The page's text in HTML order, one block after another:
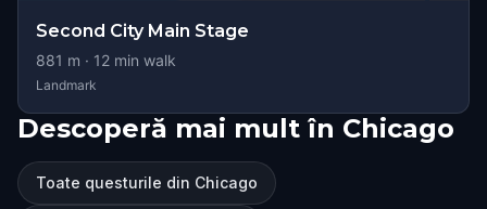
Second City Main Stage
881 m · 12 min walk
Landmark
Descoperă mai mult în Chicago
Toate questurile din Chicago